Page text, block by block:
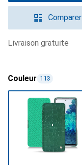
Comparer
livraison gratuite
Couleur 113